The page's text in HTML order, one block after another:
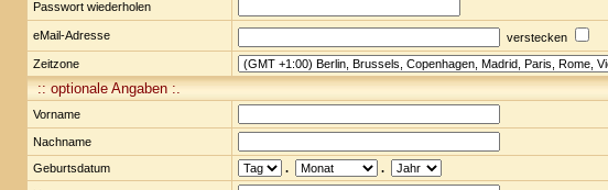
Passwort wiederholen
eMail-Adresse
verstecken
Zeitzone
:: optionale Angaben :.
Vorname
Nachname
Geburtsdatum
.
.